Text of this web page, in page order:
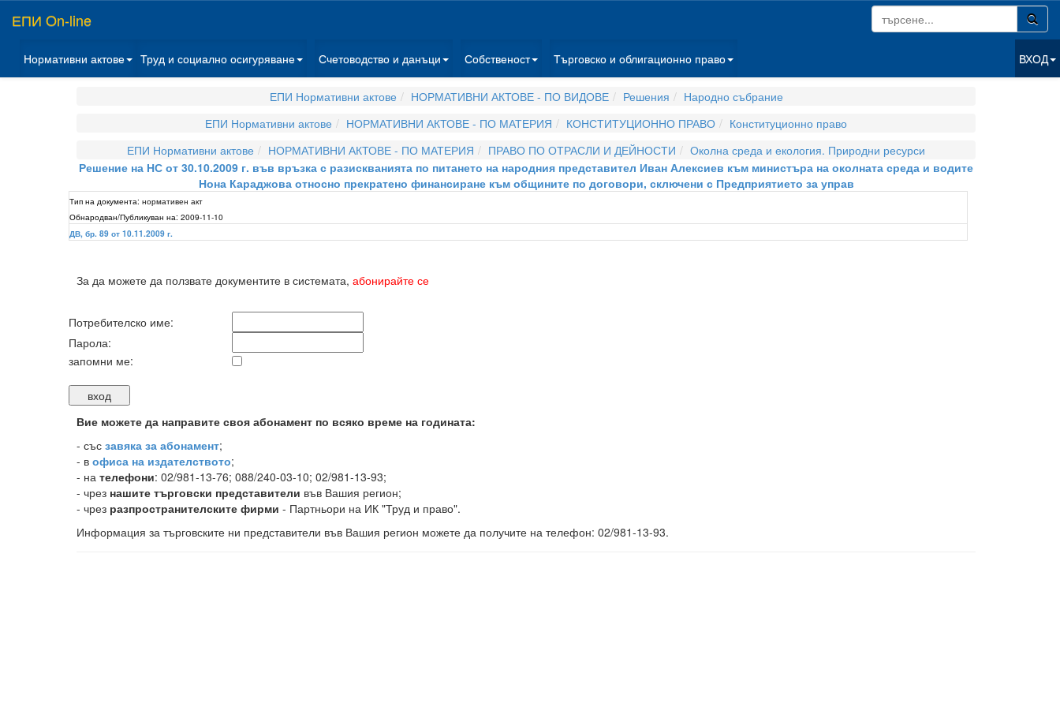
ЕПИ On-line
Нормативни актове Труд и социално осигуряване Счетоводство и данъци Собственост Търговско и облигационно право ВХОД
ЕПИ Нормативни актове НОРМАТИВНИ АКТОВЕ - ПО ВИДОВЕ Решения
Народно събрание
ЕПИ Нормативни актове
НОРМАТИВНИ АКТОВЕ - ПО МАТЕРИЯ КОНСТИТУЦИОННО ПРАВО
Конституционно право
ЕПИ Нормативни актове
НОРМАТИВНИ АКТОВЕ - ПО МАТЕРИЯ ПРАВО ПО ОТРАСЛИ И ДЕЙНОСТИ
Околна среда и екология. Природни ресурси
Решение на НС от 30.10.2009 г. във връзка с разискванията по питането на народния представител Иван Алексиев към министъра на околната среда и водите
Нона Караджова относно прекратено финансиране към общините по договори, сключени с Предприятието за управ
Тип на документа: нормативен акт
Обнародван/Публикуван на: 2009-11-10
ДВ, бр. 89 от 10.11.2009 г.
За да можете да ползвате документите в системата, абонирайте се
Потребителско име:
Парола:
запомни ме:
Вие можете да направите своя абонамент по всяко време на годината:
- със завяка за абонамент;
- в офиса на издателството;
- на телефони: 02/981-13-76; 088/240-03-10; 02/981-13-93;
- чрез нашите търговски представители във Вашия регион;
- чрез разпространителските фирми - Партньори на ИК "Труд и право".
Информация за търговските ни представители във Вашия регион можете да получите на телефон: 02/981-13-93.